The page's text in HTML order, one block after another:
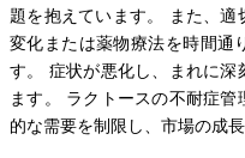
題を抱えています。 また、
変化または薬物療法を時間通
す。 症状が悪化し、まれに深
ます。 ラクトースの不耐症
的な需要を制限し、市場の成